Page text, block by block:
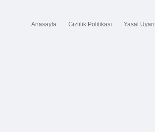
Anasayfa Gizlilik Politikası Yasal Uyarı